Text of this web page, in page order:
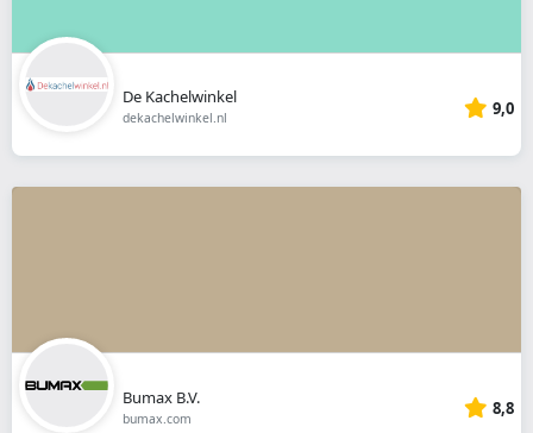
De Kachelwinkel
dekachelwinkel.nl 9,0
Bumax B.V.
bumax.com 8,8